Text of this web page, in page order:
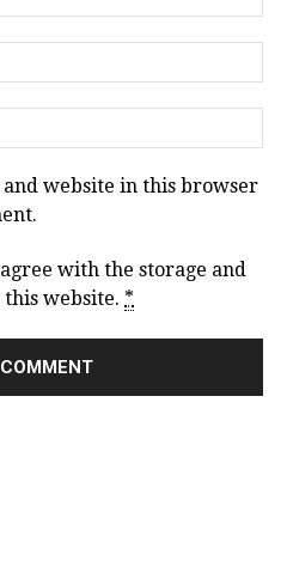
and website in this browser
with the storage and
website. *